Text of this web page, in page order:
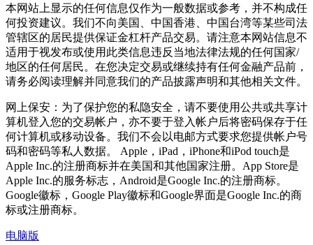
本网站上显示的任何信息仅作为一般数据或参考，并不构成任
何投资建议。我们不向美国、中国香港、中国台湾等某些司法
管辖区的居民提供保证金杠杆产品交易。请注意本网站信息不
适用于视发布或使用此类信息违反当地法律法规的任何国家/
地区的任何居民。在您决定交易或继续持有任何金融产品前，
请务必阅读理解并同意我们的产品披露声明和其他相关文件。
网上保安：为了保护您的私隐安全，请不要使用公共或共享计
算机登入您的交易帐户，亦不要于登入帐户后将密码保存于任
何计算机或移动设备。我们不会以电邮方式要求您提供帐户号
码和密码等私人数据。 Apple，iPad，iPhone和iPod touch是
Apple Inc.的注册商标并在美国和其他国家注册。App Store是
Apple Inc.的服务标志，Android是Google Inc.的注册商标。
Google徽标，Google Play徽标和Google界面是Google Inc.的商
标或注册商标。
电脑版